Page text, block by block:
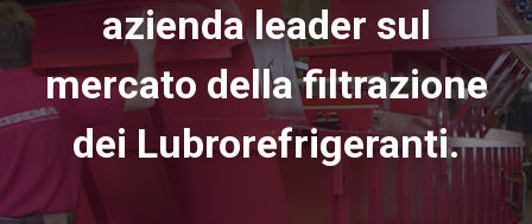
azienda leader sul
mercato dellafiltrazione
dei Lubrorefrigeranti.